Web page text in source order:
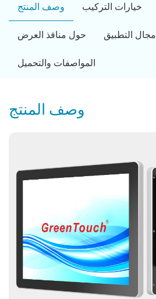
وصف المنتج خيارات التركيب
حول منافذ العرض مجال التطبيق
المواصفات والتحميل
وصف المنتج